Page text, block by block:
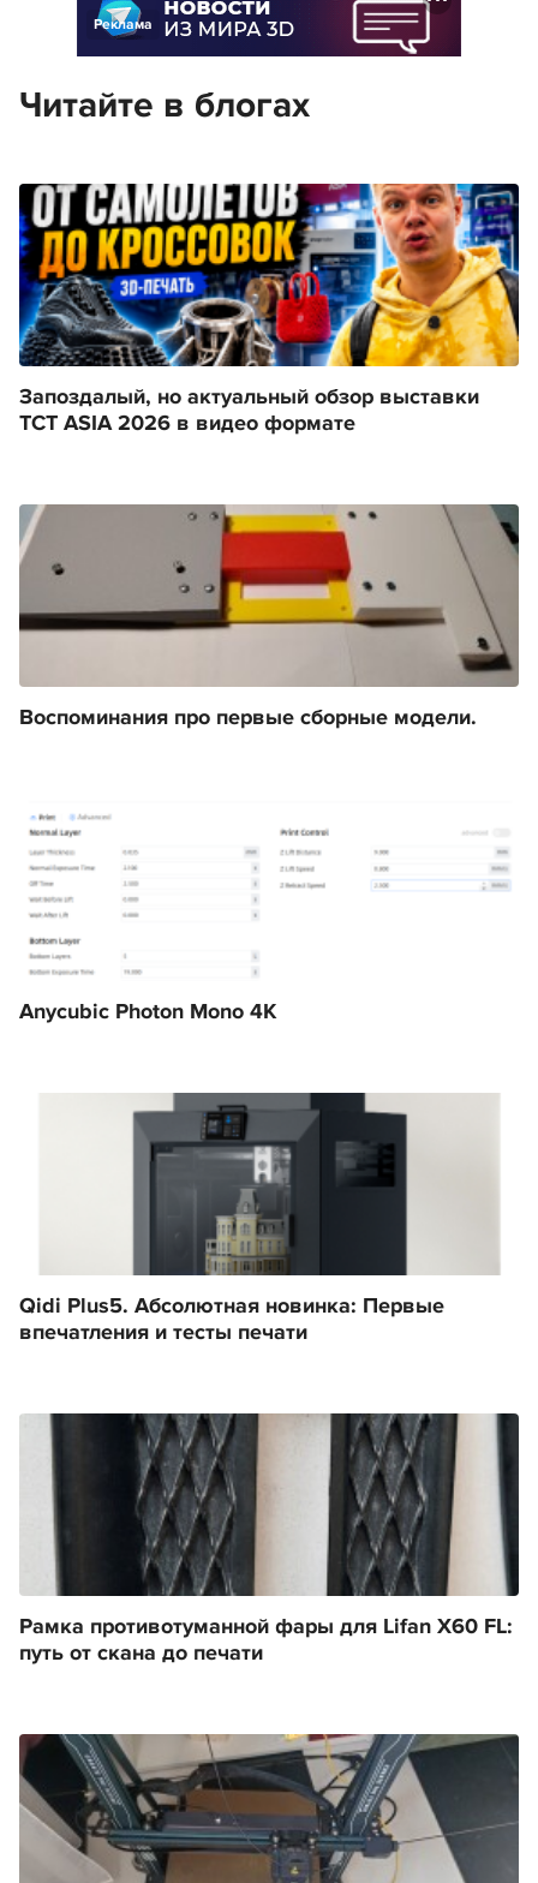
Реклама
Читайте в блогах
Запоздалый, но актуальный обзор выставки
TCT ASIA 2026 в видео формате
Воспоминания про первые сборные модели.
Anycubic Photon Mono 4K
Qidi Plus5. Абсолютная новинка: Первые
впечатления и тесты печати
Рамка противотуманной фары для Lifan X60 FL:
путь от скана до печати